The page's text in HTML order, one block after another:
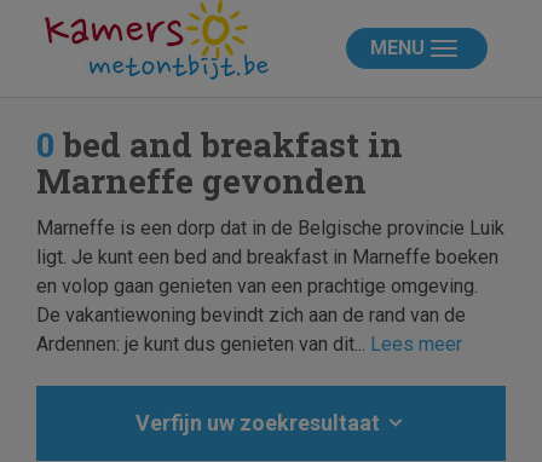
MENU
0 bed and breakfast in
Marneffe gevonden
Marneffe is een dorp dat in de Belgische provincie Luik
ligt. Je kunt een bed and breakfast in Marneffe boeken
en volop gaan genieten van een prachtige omgeving.
De vakantiewoning bevindt zich aan de rand van de
Ardennen: je kunt dus genieten van dit... Lees meer
Verfijn uw zoekresultaat